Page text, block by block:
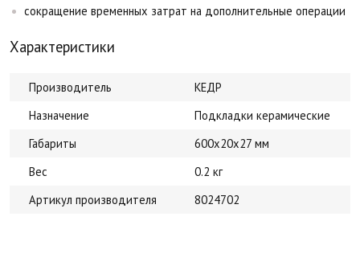
сокращение временных затрат на дополнительные операции
Характеристики
Производитель
КЕДР
Назначение
Подкладки керамические
Габариты
600х20х27 мм
Вес
0.2 кг
Артикул производителя
8024702